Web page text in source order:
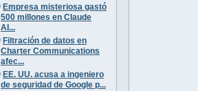
Empresa misteriosa gastó
500 millones en Claude
AI...
Filtración de datos en
Charter Communications
afec...
EE. UU. acusa a ingeniero
de seguridad de Google p...